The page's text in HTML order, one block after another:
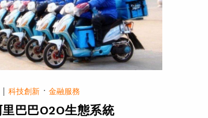
| 科技創新 · 金融服務
巴巴O2O生態系統